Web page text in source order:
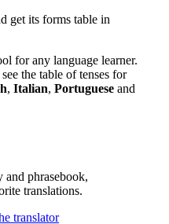
get its forms table in
for any language learner.
the table of tenses for
, Italian, Portuguese and
and phrasebook,
translations.